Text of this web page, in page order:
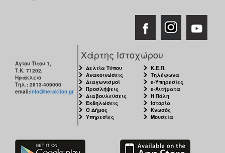
Αγίου Τίτου 1,
Τ.Κ. 71202,
Ηράκλειο
Τηλ.: 2813-409000
email:info@heraklion.gr
Χάρτης Ιστοχώρου
Δελτία Τύπου
Ανακοινώσεις
Διαγωνισμοί
Προσλήψεις
Διαβουλεύσεις
Εκδηλώσεις
Ο Δήμος
Υπηρεσίες
Κ.Ε.Π.
Τηλέφωνα
e-Υπηρεσίες
e-Αιτήματα
Η Πόλη
Ιστορία
Κνωσός
Μουσεία